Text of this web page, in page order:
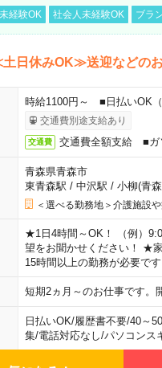
経験OK 社会人未経験OK ブラ
日休みOK≫送迎などのお
時給1100円～ ■日払いOK（
交通費別途支給あり
交通費 交通費全額支給 ■ガ
青森県青森市
東青森駅 / 中沢駅 / 小柳(青
＜選べる勤務地＞介護施設
★1日4時間～OK！ （例）
望をお聞かせください！ ★
15時間以上の勤務が必要です
短期2ヵ月～のお仕事です
日払いOK/履歴書不要/40～
集/電話対応なし/パソコンス